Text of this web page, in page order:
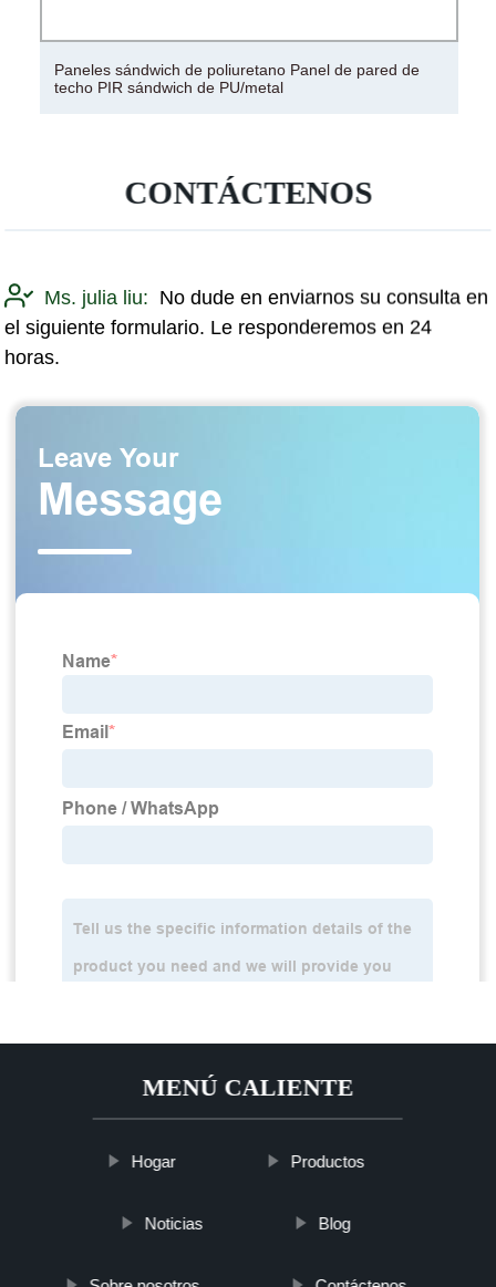
Pared y techo de panel sándwich PU/PUR y PIR
ambiental
CONTÁCTENOS
Ms. julia liu: No dude en enviarnos su consulta en
el siguiente formulario. Le responderemos en 24
horas.
MENÚ CALIENTE
Hogar Productos
Noticias Blog